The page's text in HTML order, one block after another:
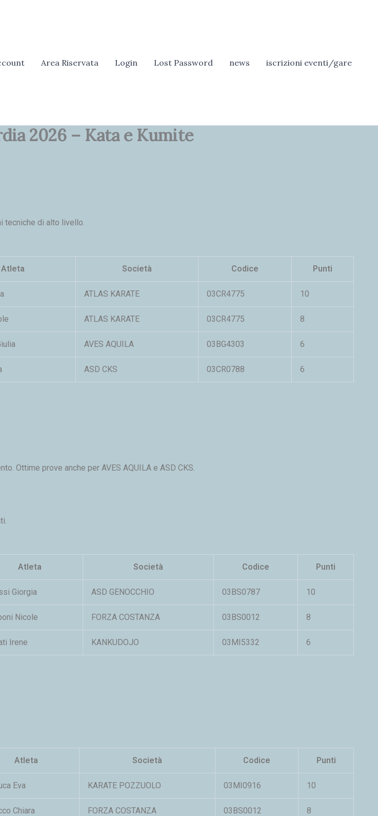
Area Riservata Login Lost Password news iscrizioni eventi/gare
2026 – Kata e Kumite
tecniche di alto livello.
Atleta Società Codice Punti
ATLAS KARATE 03CR4775 10
ATLAS KARATE 03CR4775 8
AVES AQUILA 03BG4303 6
ASD CKS 03CR0788 6
Ottime prove anche per AVES AQUILA e ASD CKS.
Atleta Società Codice Punti
Giorgia ASD GENOCCHIO 03BS0787 10
Nicole FORZA COSTANZA 03BS0012 8
Irene KANKUDOJO 03MI5332 6
Atleta Società Codice Punti
Eva KARATE POZZUOLO 03MI0916 10
Chiara FORZA COSTANZA 03BS0012 8